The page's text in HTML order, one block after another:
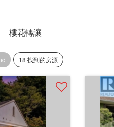
樓花轉讓
18 找到的房源